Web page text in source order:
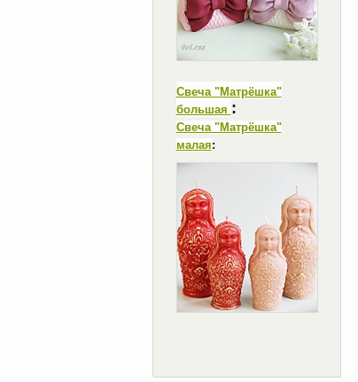
Свеча "Матрёшка"
большая :
Свеча "Матрёшка"
малая: